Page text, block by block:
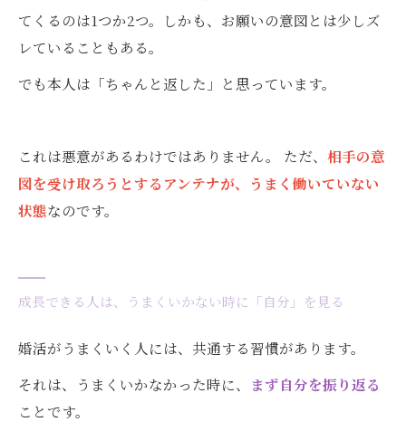
自己分析
おわりに
てくるのは1つか2つ。しかも、お願いの意図とは少しズ
レていることもある。
でも本人は「ちゃんと返した」と思っています。
これは悪意があるわけではありません。 ただ、 相手の意
図を受け取ろうとするアンテナが、うまく働いていない
状態なのです。
成長できる人は、うまくいかない時に「自分」を見る
婚活がうまくいく人には、共通する習慣があります。
それは、うまくいかなかった時に、 まず自分を振り返る
ことです。